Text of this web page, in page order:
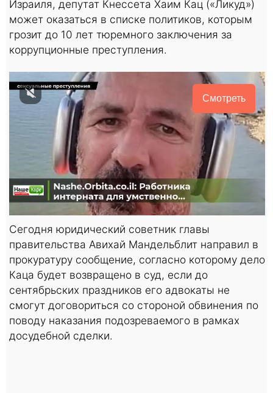
Израиля, депутат Кнессета Хаим Кац («Ликуд»)
может оказаться в списке политиков, которым
грозит до 10 лет тюремного заключения за
коррупционные преступления.
Смотреть
Сегодня юридический советник главы
правительства Авихай Мандельблит направил в
прокуратуру сообщение, согласно которому дело
Каца будет возвращено в суд, если до
сентябрьских праздников его адвокаты не
смогут договориться со стороной обвинения по
поводу наказания подозреваемого в рамках
досудебной сделки.